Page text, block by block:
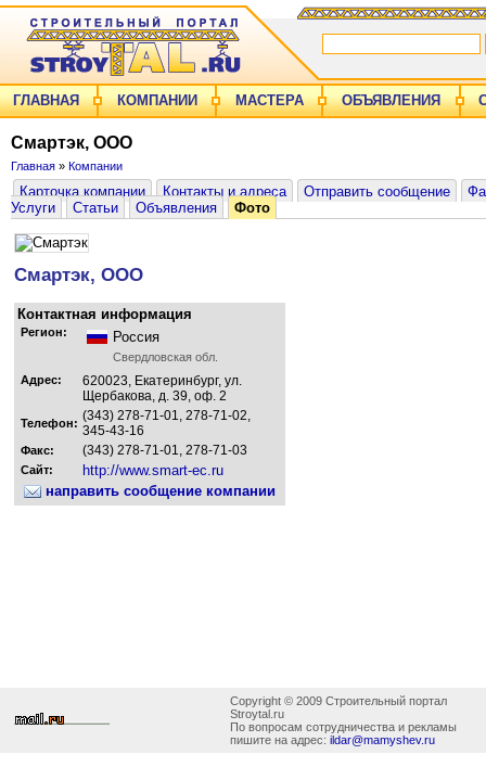
ГЛАВНАЯ КОМПАНИИ МАСТЕРА ОБЪЯВЛЕНИЯ
Смартэк, ООО
Главная » Компании
Карточка компании Контакты и адреса Отправить сообщение
Услуги
Статьи Объявления Фото
Смартэк, ООО
Контактная информация
Регион: Россия
Свердловская обл.
Адрес:
620023, Екатеринбург, ул.
Щербакова, д. 39, оф. 2
Телефон: (343) 278-71-01, 278-71-02,
345-43-16
Факс: (343) 278-71-01, 278-71-03
Сайт:
http://www.smart-ec.ru
направить сообщение компании
Copyright © 2009 Строительный портал
Stroytal.ru
По вопросам сотрудничества и рекламы
пишите на адрес: ildar@mamyshev.ru